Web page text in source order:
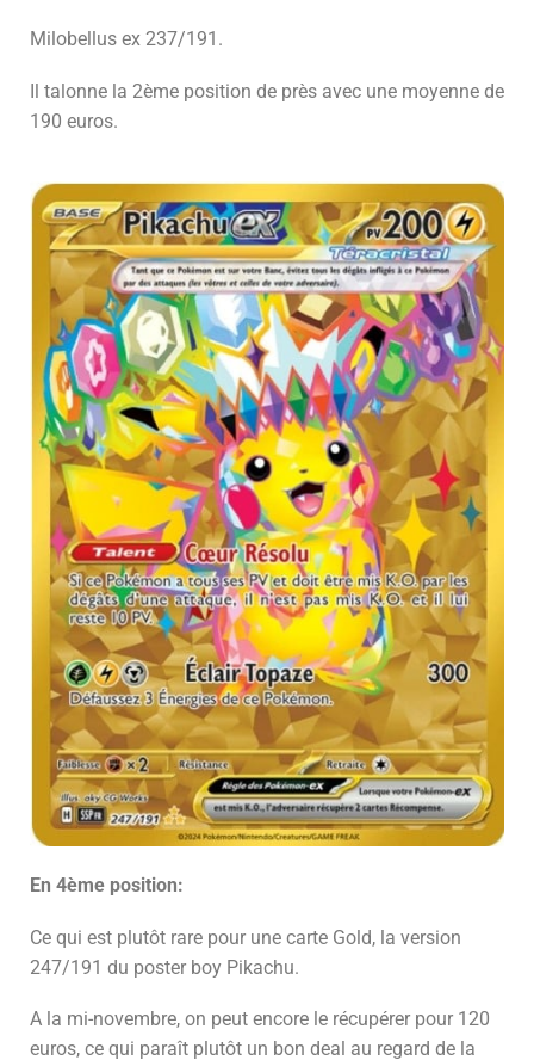
Milobellus ex 237/191.
Il talonne la 2ème position de près avec une moyenne de
190 euros.
En 4ème position:
Ce qui est plutôt rare pour une carte Gold, la version
247/191 du poster boy Pikachu.
A la mi-novembre, on peut encore le récupérer pour 120
euros, ce qui paraît plutôt un bon deal au regard de la